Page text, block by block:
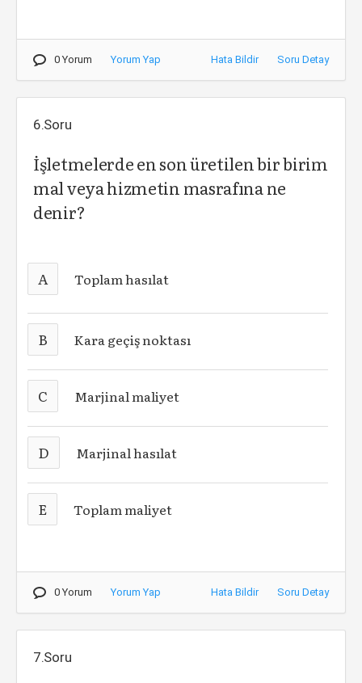
0 Yorum Yorum Yap Hata Bildir Soru Detay
6.Soru
İşletmelerde en son üretilen bir birim
mal veya hizmetin masrafına ne
denir?
A Toplam hasılat
B Kara geçiş noktası
C Marjinal maliyet
D Marjinal hasılat
E Toplam maliyet
0 Yorum Yorum Yap Hata Bildir Soru Detay
7.Soru